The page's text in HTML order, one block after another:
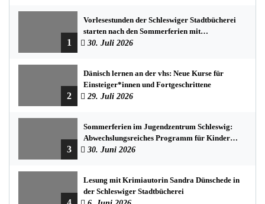
1
Vorlesestunden der Schleswiger Stadtbücherei
starten nach den Sommerferien mit
spannenden Geschichten
30. Juli 2026
2
Dänisch lernen an der vhs: Neue Kurse für
Einsteiger*innen und Fortgeschrittene
29. Juli 2026
3
Sommerferien im Jugendzentrum Schleswig:
Abwechslungsreiches Programm für Kinder
und Jugendliche
30. Juni 2026
Lesung mit Krimiautorin Sandra Dünschede in
der Schleswiger Stadtbücherei